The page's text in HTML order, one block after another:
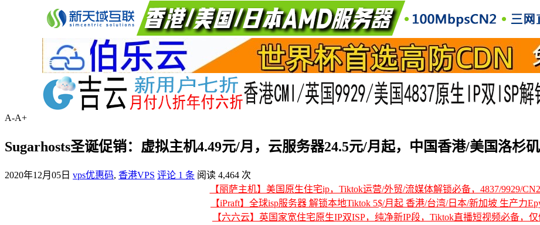
A-A+
Sugarhosts圣诞促销：虚拟主机4.49元/月，云服务器24.5元/月起，中国香港/美国洛杉
2020年12月05日 vps优惠码, 香港VPS 评论 1 条 阅读 4,464 次
【丽萨主机】美国原生住宅ip，Tiktok运营/外贸/流媒体解锁必备，4837/9929/
【iPraft】全球isp服务器 解锁本地Tiktok 5$/月起 香港/台湾/日本/新加坡 生产力
【六六云】英国家宽住宅原生IP双ISP，纯净新IP段，Tiktok直播短视频必备，